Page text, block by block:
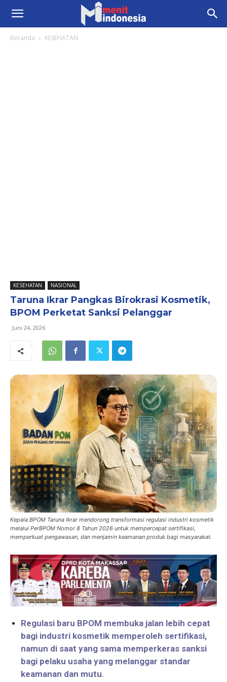
Beranda KESEHATAN
KESEHATAN NASIONAL
Taruna Ikrar Pangkas Birokrasi Kosmetik,
BPOM Perketat Sanksi Pelanggar
Juni 24, 2026
Kepala BPOM Taruna Ikrar mendorong transformasi regulasi industri kosmetik
melalui PerBPOM Nomor 8 Tahun 2026 untuk mempercepat sertifikasi,
memperkuat pengawasan, dan menjamin keamanan produk bagi masyarakat.
Regulasi baru BPOM membuka jalan lebih cepat
bagi industri kosmetik memperoleh sertifikasi,
namun di saat yang sama memperkeras sanksi
bagi pelaku usaha yang melanggar standar
keamanan dan mutu.